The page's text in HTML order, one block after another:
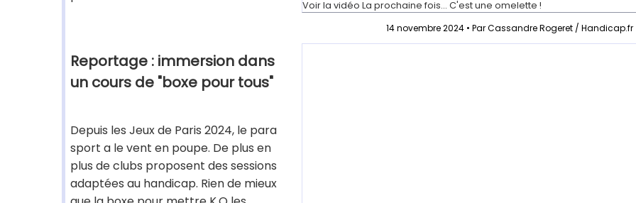
Voir la vidéo La prochaine fois... C'est une omelette !
14 novembre 2024 • Par Cassandre Rogeret / Handicap.fr
Reportage : immersion dans
un cours de "boxe pour tous"
Depuis les Jeux de Paris 2024, le para
sport a le vent en poupe. De plus en
plus de clubs proposent des sessions
adaptées au handicap. Rien de mieux